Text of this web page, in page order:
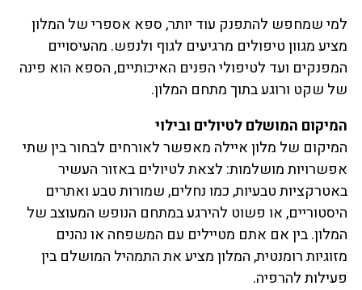
למי שמחפש להתפנק עוד יותר, ספא אספרי של המלון
מציע מגוון טיפולים מרגיעים לגוף ולנפש. מהעיסויים
המפנקים ועד לטיפולי הפנים האיכותיים, הספא הוא פינה
של שקט ורוגע בתוך מתחם המלון.
המיקום המושלם לטיולים ובילוי
המיקום של מלון איילה מאפשר לאורחים לבחור בין שתי
אפשרויות מושלמות: לצאת לטיולים באזור העשיר
באטרקציות טבעיות, כמו נחלים, שמורות טבע ואתרים
היסטוריים, או פשוט להירגע במתחם הנופש המעוצב של
המלון. בין אם אתם מטיילים עם המשפחה או נהנים
מזוגיות רומנטית, המלון מציע את התמהיל המושלם בין
פעילות להרפיה.